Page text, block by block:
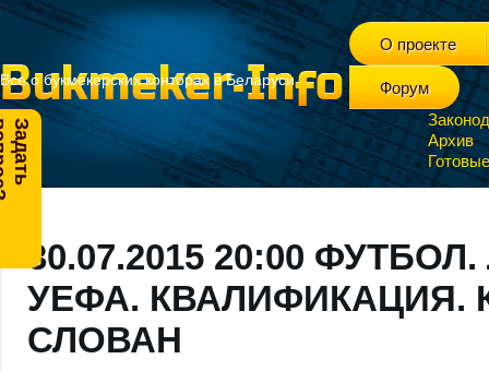
З
а
д
а
т
ь
в
о
п
р
о
с
Все о букмекерских конторах в Беларуси
О проекте
Форум
Архив
30.07.2015 20:00
УЕФА. КВАЛИФИКАЦИЯ.
СЛОВАН